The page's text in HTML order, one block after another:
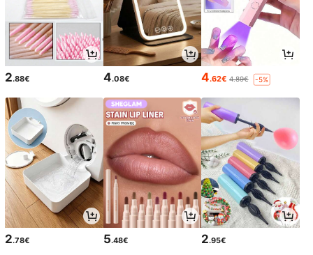
2.88€ 4.08€ 4.62€ 4.89€ -5%
2.78€ 5.48€ 2.95€